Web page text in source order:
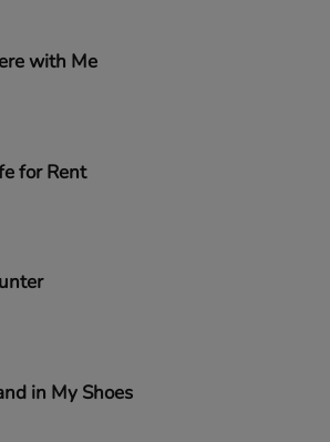
with Me
for Rent
in My Shoes